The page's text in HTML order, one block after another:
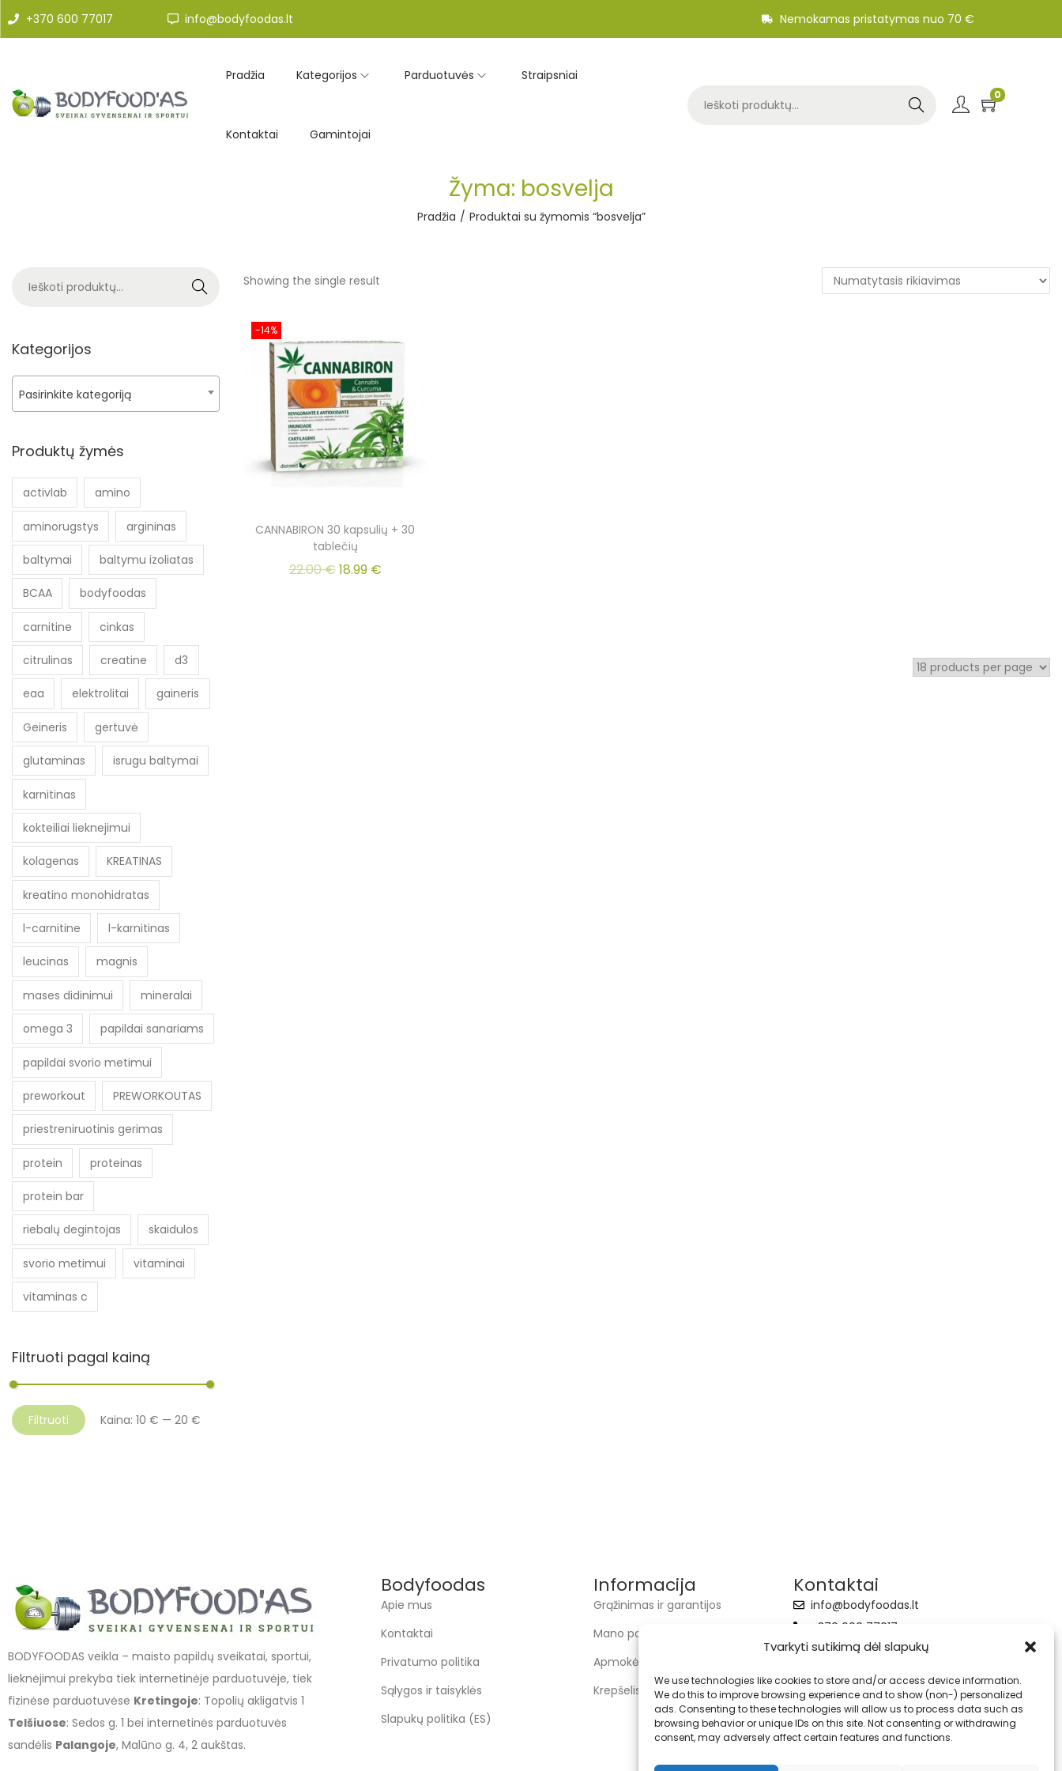
Tvarkyti sutikimą dėl slapukų
We use technologies like cookies to store and/or access device information.
We do this to improve browsing experience and to show (non-) personalized
ads. Consenting to these technologies will allow us to process data such as
browsing behavior or unique IDs on this site. Not consenting or withdrawing
consent, may adversely affect certain features and functions.
+370 600 77017 info@bodyfoodas.lt Nemokamas pristatymas nuo 70 €
Pradžia Kategorijos Parduotuvės Straipsniai
Kontaktai Gamintojai
Search
0
Žyma: bosvelja
Pradžia / Produktai su žymomis “bosvelja”
Showing the single result
-14%
CANNABIRON 30 kapsulių + 30
tablečių
22.00€18.99 €
Search
Kategorijos
Pasirinkite kategoriją
Produktų žymės
activlab amino
aminorugstys argininas
baltymai baltymu izoliatas
BCAA bodyfoodas
carnitine cinkas
citrulinas creatine d3
eaa elektrolitai gaineris
Geineris gertuvė
glutaminas isrugu baltymai
karnitinas
kokteiliai lieknejimui
kolagenas KREATINAS
kreatino monohidratas
l-carnitine l-karnitinas
leucinas magnis
mases didinimui mineralai
omega 3 papildai sanariams
papildai svorio metimui
preworkout PREWORKOUTAS
priestreniruotinis gerimas
protein proteinas
protein bar
riebalų degintojas skaidulos
svorio metimui vitaminai
vitaminas c
Filtruoti pagal kainą
Filtruoti Kaina: 10 € — 20 €
BODYFOODAS veikla – maisto papildų sveikatai, sportui,
lieknėjimui prekyba tiek internetinėje parduotuvėje, tiek
fizinėse parduotuvėse Kretingoje: Topolių akligatvis 1
Telšiuose: Sedos g. 1 bei internetinės parduotuvės
sandėlis Palangoje, Malūno g. 4, 2 aukštas.
Bodyfoodas
Apie mus
Kontaktai
Privatumo politika
Sąlygos ir taisyklės
Slapukų politika (ES)
Informacija
Grąžinimas ir garantijos
Mano paskyra
Apmokėjimas
Krepšelis
Kontaktai
info@bodyfoodas.lt
+370 600 77017